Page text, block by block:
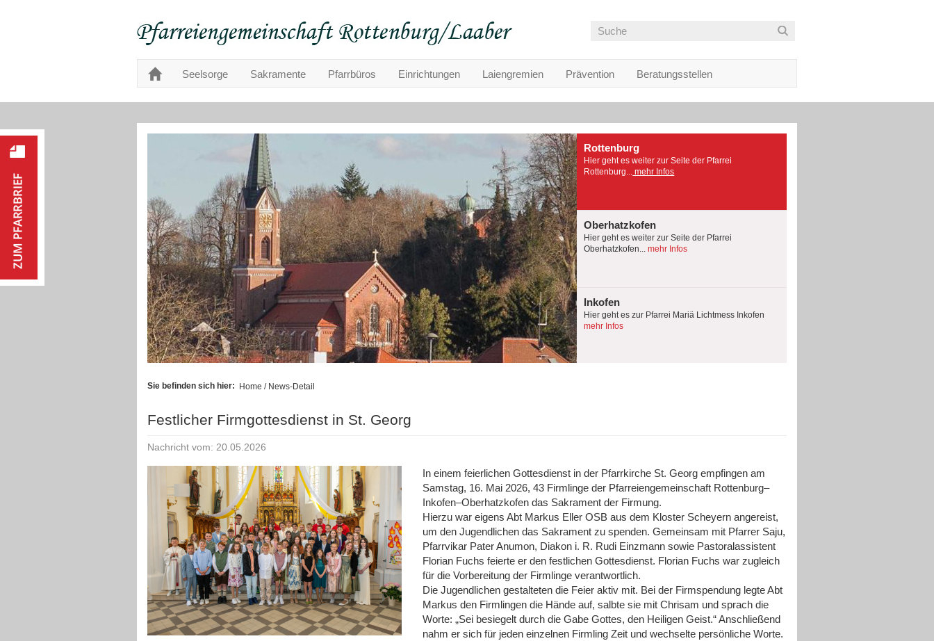
Seelsorge Sakramente Pfarrbüros Einrichtungen Laiengremien Prävention Beratungsstellen
Rottenburg
Hier geht es weiter zur Seite der Pfarrei
Rottenburg... mehr Infos
Oberhatzkofen
Hier geht es weiter zur Seite der Pfarrei
Oberhatzkofen... mehr Infos
Inkofen
Hier geht es zur Pfarrei Mariä Lichtmess Inkofen
mehr Infos
Sie befinden sich hier: Home / News-Detail
Festlicher Firmgottesdienst in St. Georg
Nachricht vom: 20.05.2026
In einem feierlichen Gottesdienst in der Pfarrkirche St. Georg empfingen am
Samstag, 16. Mai 2026, 43 Firmlinge der Pfarreiengemeinschaft Rottenburg–
Inkofen–Oberhatzkofen das Sakrament der Firmung.
Hierzu war eigens Abt Markus Eller OSB aus dem Kloster Scheyern angereist,
um den Jugendlichen das Sakrament zu spenden. Gemeinsam mit Pfarrer Saju,
Pfarrvikar Pater Anumon, Diakon i. R. Rudi Einzmann sowie Pastoralassistent
Florian Fuchs feierte er den festlichen Gottesdienst. Florian Fuchs war zugleich
für die Vorbereitung der Firmlinge verantwortlich.
Die Jugendlichen gestalteten die Feier aktiv mit. Bei der Firmspendung legte Abt
Markus den Firmlingen die Hände auf, salbte sie mit Chrisam und sprach die
Worte: „Sei besiegelt durch die Gabe Gottes, den Heiligen Geist.“ Anschließend
nahm er sich für jeden einzelnen Firmling Zeit und wechselte persönliche Worte.